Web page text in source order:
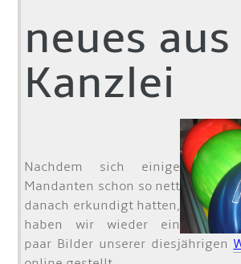
neues
Kanzlei
Nachdem sich einige
Mandanten schon so nett
danach erkundigt hatten,
haben wir wieder ein
paar Bilder unserer diesjährigen